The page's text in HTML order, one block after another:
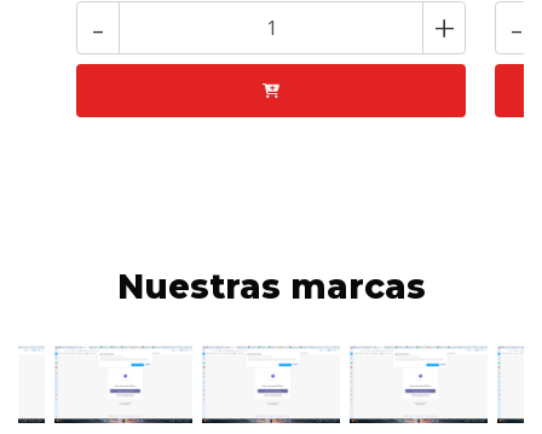
- + -
Nuestras marcas